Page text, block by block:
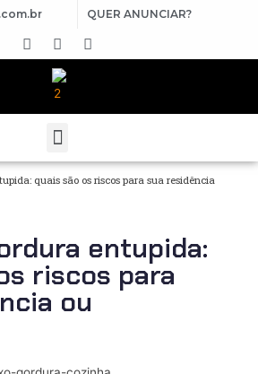
QUER ANUNCIAR?
quais são os riscos para sua residência
entupida:
riscos para
ou